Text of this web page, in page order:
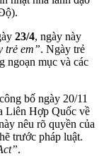
23/4, ngày này
trẻ em”. Ngày trẻ
ngoạn mục và các
bố ngày 20/11
Liên Hợp Quốc về
nêu rõ quyền của
trước pháp luật.
.